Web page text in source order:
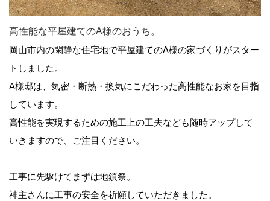
高性能な平屋建てのA様のおうち。
岡山市内の閑静な住宅地で平屋建てのA様の家づくりがスター
トしました。
A様邸は、気密・断熱・換気にこだわった高性能なお家を目指
しています。
高性能を実現するための施工上の工夫なども随時アップして
いきますので、ご注目ください。
工事に先駆けてまずは地鎮祭。
神主さんに工事の安全を祈願していただきました。